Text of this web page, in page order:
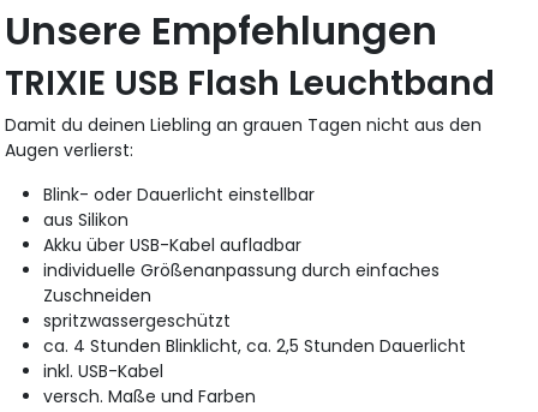
Unsere Empfehlungen
TRIXIE USB Flash Leuchtband
Damit du deinen Liebling an grauen Tagen nicht aus den
Augen verlierst:
Blink- oder Dauerlicht einstellbar
aus Silikon
Akku über USB-Kabel aufladbar
individuelle Größenanpassung durch einfaches
Zuschneiden
spritzwassergeschützt
ca. 4 Stunden Blinklicht, ca. 2,5 Stunden Dauerlicht
inkl. USB-Kabel
versch. Maße und Farben